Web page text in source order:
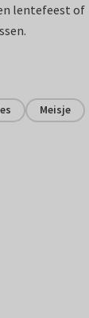
lentefeest of
Meisje